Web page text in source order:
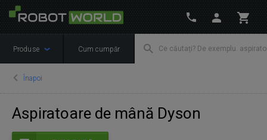
Produse Cum cumpăr
Înapoi
Aspiratoare de mână Dyson